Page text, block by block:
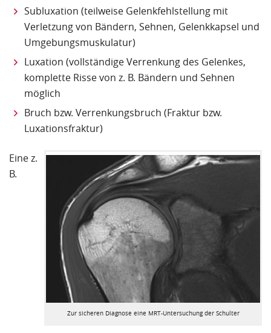
Subluxation (teilweise Gelenkfehlstellung mit
Verletzung von Bändern, Sehnen, Gelenkkapsel und
Umgebungsmuskulatur)
Luxation (vollständige Verrenkung des Gelenkes,
komplette Risse von z. B. Bändern und Sehnen
möglich
Bruch bzw. Verrenkungsbruch (Fraktur bzw.
Luxationsfraktur)
Zur sicheren Diagnose eine MRT-Untersuchung der Schulter
Eine z.
B.